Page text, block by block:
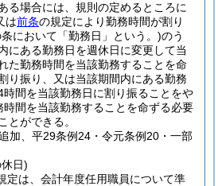
る場合には、規則の定めるところに
は前条の規定により勤務時間が割り
において「勤務日」という。)のう
にある勤務日を週休日に変更して当
た勤務時間を当該勤務することを命
り振り、又は当該期間内にある勤務
時間を当該勤務日に割り振ることをや
間を当該勤務することを命ずる必要
とができる。
加、平29条例24・令元条例20・一部
日)
定は、会計年度任用職員について準